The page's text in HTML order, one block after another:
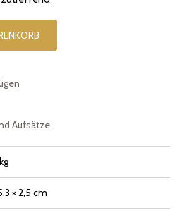
Aufsätze
× 2,5 cm